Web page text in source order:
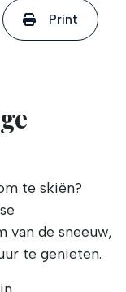
Print
te skiën?
van de sneeuw,
te genieten.